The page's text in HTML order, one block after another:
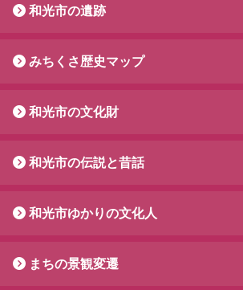
和光市の遺跡
みちくさ歴史マップ
和光市の文化財
和光市の伝説と昔話
和光市ゆかりの文化人
まちの景観変遷